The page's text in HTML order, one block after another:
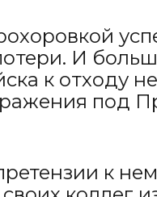
И
к отходу
под
к